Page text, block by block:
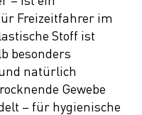
Freizeitfahrer im
Stoff ist
besonders
natürlich
Gewebe
– für hygienische